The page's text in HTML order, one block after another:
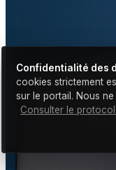
Confidentialité des
cookies strictement
sur le portail. Nous
Consulter le